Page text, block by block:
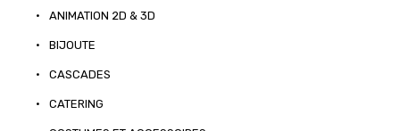
• ANIMATION 2D & 3D
• BIJOUTE
• CASCADES
• CATERING